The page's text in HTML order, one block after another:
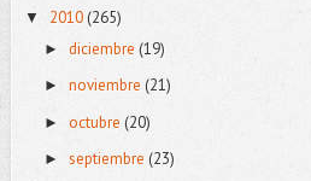
▼ 2010 (265)
► diciembre (19)
► noviembre (21)
► octubre (20)
► septiembre (23)